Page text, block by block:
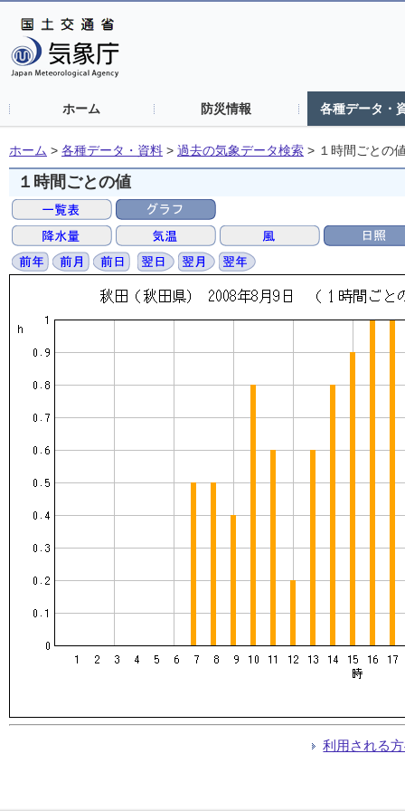
ホーム 防災情報 各種データ・
ホーム > 各種データ・資料 > 過去の気象データ検索 > １時間ごとの
１時間ごとの値
利用される